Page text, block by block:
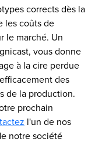
corrects dès la
les coûts de
le marché. Un
vous donne
à la cire perdue
des
de la production.
prochain
l'un de nos
notre société